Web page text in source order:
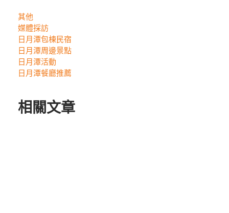
其他
媒體採訪
日月潭包棟民宿
日月潭周邊景點
日月潭活動
日月潭餐廳推薦
相關文章